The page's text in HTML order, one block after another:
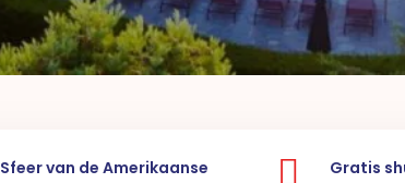
Sfeer van de Amerikaanse
Gratis